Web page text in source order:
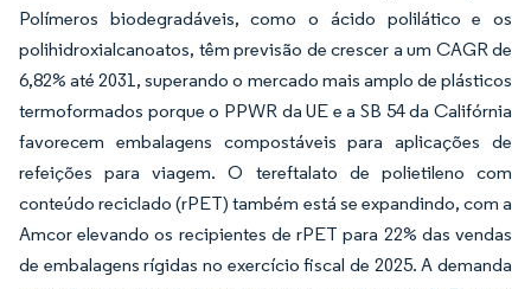
Polímeros biodegradáveis, como o ácido polilático e os
polihidroxialcanoatos, têm previsão de crescer a um CAGR de
6,82% até 2031, superando o mercado mais amplo de plásticos
termoformados porque o PPWR da UE e a SB 54 da Califórnia
favorecem embalagens compostáveis para aplicações de
refeições para viagem. O tereftalato de polietileno com
conteúdo reciclado (rPET) também está se expandindo, com a
Amcor elevando os recipientes de rPET para 22% das vendas
de embalagens rígidas no exercício fiscal de 2025. A demanda